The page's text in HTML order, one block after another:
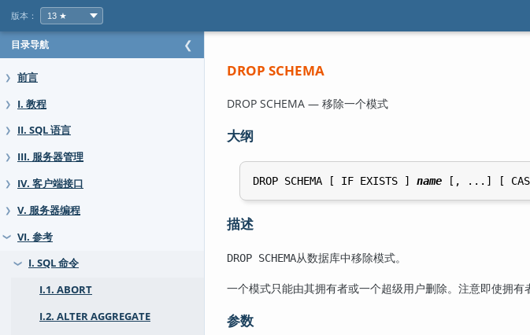
版本：
目录导航 ❮
❯ 前言
❯ I. 教程
❯ II. SQL 语言
❯ III. 服务器管理
❯ IV. 客户端接口
❯ V. 服务器编程
❯ VI. 参考
❯
I. SQL 命令
I.1. ABORT
I.2. ALTER AGGREGATE
DROP SCHEMA
DROP SCHEMA — 移除一个模式
大纲
DROP SCHEMA [ IF EXISTS ] name
描述
DROP SCHEMA从数据库中移除模式。
一个模式只能由其拥有者或一个超级用户删除。注意即使拥
参数